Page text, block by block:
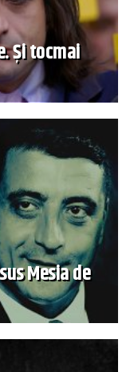
Și tocmai
Mesia de